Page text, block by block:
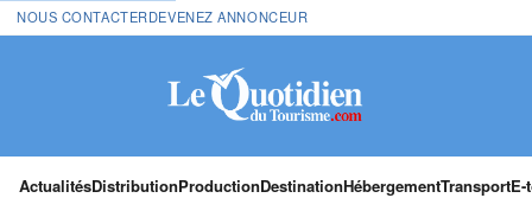
NOUS CONTACTERDEVENEZ ANNONCEUR
ActualitésDistributionProductionDestinationHébergementTransport